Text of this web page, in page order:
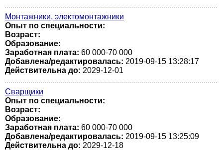
Монтажники, электомонтажники
Опыт по специальности:
Возраст:
Образование:
Заработная плата: 60 000-70 000
Добавлена/редактировалась: 2019-09-15 13:28:17
Действительна до: 2029-12-01
Сварщики
Опыт по специальности:
Возраст:
Образование:
Заработная плата: 60 000-70 000
Добавлена/редактировалась: 2019-09-15 13:25:09
Действительна до: 2029-12-18